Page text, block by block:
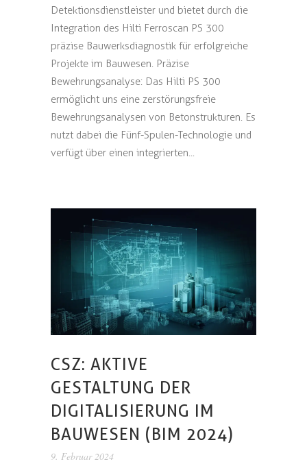
Detektionsdienstleister und bietet durch die
Integration des Hilti Ferroscan PS 300
präzise Bauwerksdiagnostik für erfolgreiche
Projekte im Bauwesen. Präzise
Bewehrungsanalyse: Das Hilti PS 300
ermöglicht uns eine zerstörungsfreie
Bewehrungsanalysen von Betonstrukturen. Es
nutzt dabei die Fünf-Spulen-Technologie und
verfügt über einen integrierten...
CSZ: AKTIVE
GESTALTUNG DER
DIGITALISIERUNG IM
BAUWESEN (BIM 2024)
9. Februar 2024